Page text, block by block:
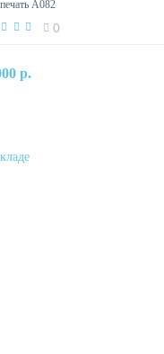
А082
0
р.
В корзину